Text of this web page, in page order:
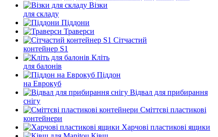
Візки
для складу
Піддони
Траверси
Сітчастий
контейнер S1
Кліть
для балонів
Піддон
на Еврокуб
Відвал для прибирання
снігу
Cміттєві пластикові
контейнери
Харчові пластикові ящики